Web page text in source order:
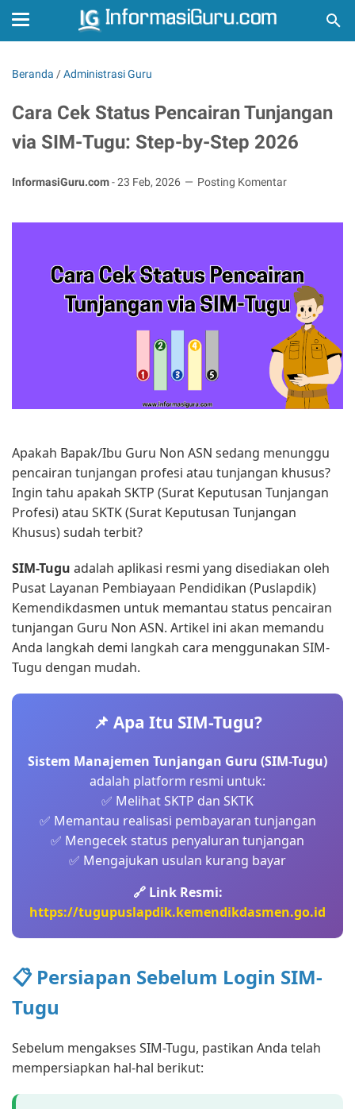
Beranda /Administrasi Guru
Cara Cek Status Pencairan Tunjangan
via SIM-Tugu: Step-by-Step 2026
InformasiGuru.com-23 Feb, 2026 Posting Komentar
Apakah Bapak/Ibu Guru Non ASN sedang menunggu
pencairan tunjangan profesi atau tunjangan khusus?
Ingin tahu apakah SKTP (Surat Keputusan Tunjangan
Profesi) atau SKTK (Surat Keputusan Tunjangan
Khusus) sudah terbit?
SIM-Tugu adalah aplikasi resmi yang disediakan oleh
Pusat Layanan Pembiayaan Pendidikan (Puslapdik)
Kemendikdasmen untuk memantau status pencairan
tunjangan Guru Non ASN. Artikel ini akan memandu
Anda langkah demi langkah cara menggunakan SIM-
Tugu dengan mudah.
📌 Apa Itu SIM-Tugu?
Sistem Manajemen Tunjangan Guru (SIM-Tugu)
adalah platform resmi untuk:
✅ Melihat SKTP dan SKTK
✅ Memantau realisasi pembayaran tunjangan
✅ Mengecek status penyaluran tunjangan
✅ Mengajukan usulan kurang bayar
🔗 Link Resmi:
https://tugupuslapdik.kemendikdasmen.go.id
📋 Persiapan Sebelum Login SIM-
Tugu
Sebelum mengakses SIM-Tugu, pastikan Anda telah
mempersiapkan hal-hal berikut: